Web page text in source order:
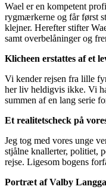
Wael er en kompetent
rygmærkerne og får først
klejner. Herefter stifter
samt overbelåninger og
Klicheen erstattes af et
Vi kender rejsen fra lille
her liv heldigvis ikke. Vi
summen af en lang serie
Et realitetscheck på
Jeg tog med vores unge
stjålne knallerter, politiet,
rejse. Ligesom bogens
Portræt af Valby